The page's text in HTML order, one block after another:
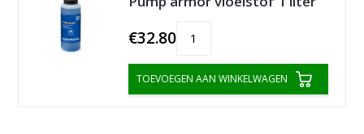
€32.80
TOEVOEGEN AAN WINKELWAGEN